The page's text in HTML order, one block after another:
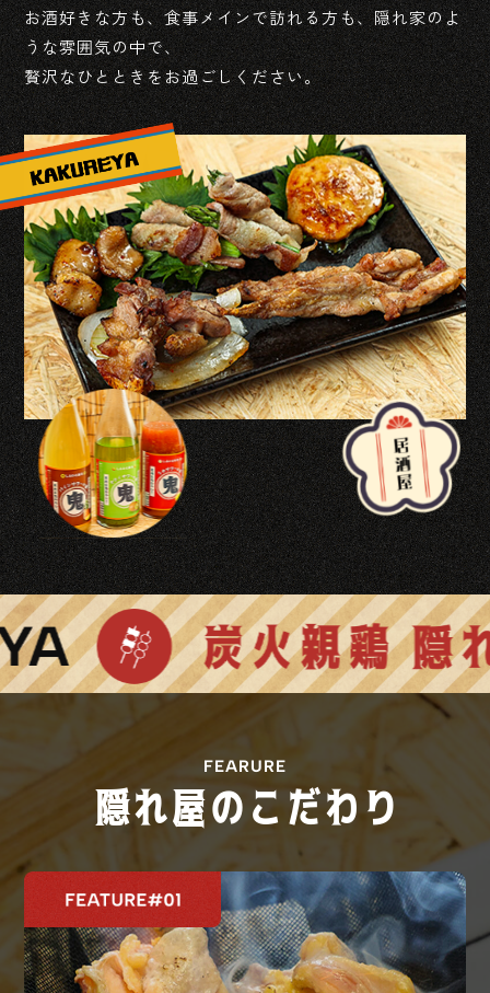
お酒好きな方も、食事メインで訪れる方も、隠れ家のよ
うな雰囲気の中で、
贅沢なひとときをお過ごしください。
FEARURE
隠れ屋のこだわり